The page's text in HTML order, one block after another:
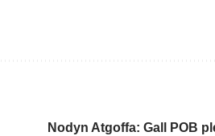
Nodyn Atgoffa: Gall POB